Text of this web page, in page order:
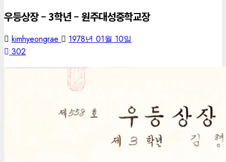
우등상장 – 3학년 – 원주대성중학교장
kimhyeongrae
1978년 01월 10일
302